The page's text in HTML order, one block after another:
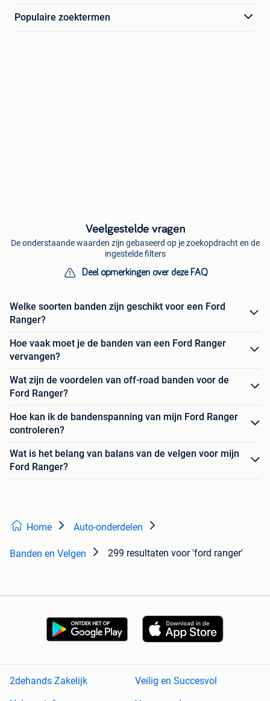
Populaire zoektermen
Veelgestelde vragen
De onderstaande waarden zijn gebaseerd op je zoekopdracht en de
ingestelde filters
Deel opmerkingen over deze FAQ
Welke soorten banden zijn geschikt voor een Ford
Ranger?
Hoe vaak moet je de banden van een Ford Ranger
vervangen?
Wat zijn de voordelen van off-road banden voor de
Ford Ranger?
Hoe kan ik de bandenspanning van mijn Ford Ranger
controleren?
Wat is het belang van balans van de velgen voor mijn
Ford Ranger?
Home Auto-onderdelen
Banden en Velgen 299 resultaten voor 'ford ranger'
2dehands Zakelijk
Veilig en Succesvol